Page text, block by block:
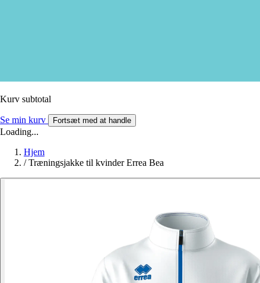
Kurv subtotal
Se min kurv Fortsæt med at handle
Loading...
Hjem
/ Træningsjakke til kvinder Errea Bea